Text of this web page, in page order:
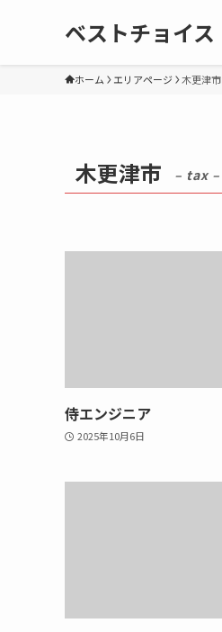
ベストチョイス
ホーム エリアページ 木更津市
木更津市 – tax –
侍エンジニア
2025年10月6日